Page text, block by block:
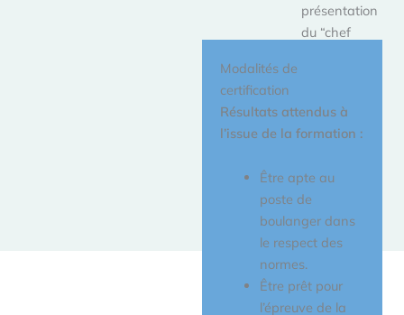
présentation
du “chef
en
entreprise.
Modalités de
certification
Résultats attendus à
l’issue de la formation :
Être apte au
poste de
boulanger dans
le respect des
normes.
Être prêt pour
l’épreuve de la